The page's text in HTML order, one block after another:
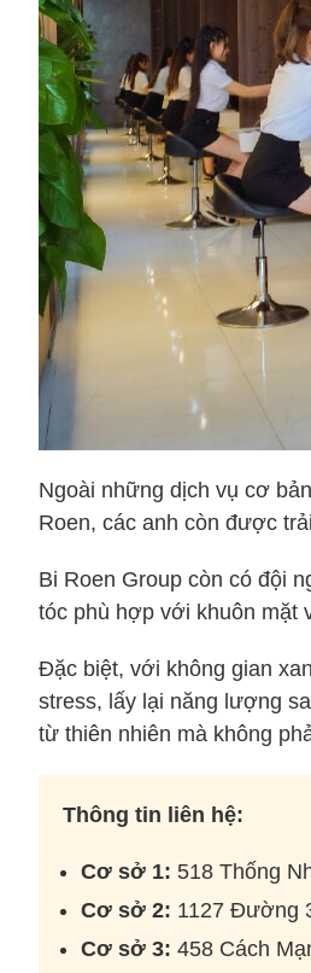
Ngoài những dịch vụ cơ
Roen, các anh còn được
Bi Roen Group còn có đội
tóc phù hợp với khuôn mặt
Đặc biệt, với không gian
stress, lấy lại năng lượng
từ thiên nhiên mà không
Thông tin liên hệ:
Cơ sở 1: 518 Thống
Cơ sở 2: 1127 Đường
Cơ sở 3: 458 Cách